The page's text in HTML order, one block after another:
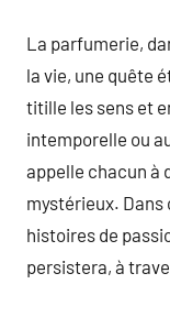
La parfumerie,
la vie, une quête
titille les sens et
intemporelle ou
appelle chacun à
mystérieux. Dans
histoires de
persistera, à